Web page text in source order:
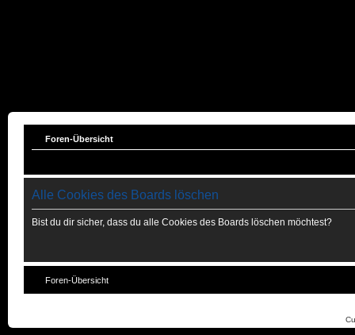
Foren-Übersicht
Alle Cookies des Boards löschen
Bist du dir sicher, dass du alle Cookies des Boards löschen möchtest?
Foren-Übersicht